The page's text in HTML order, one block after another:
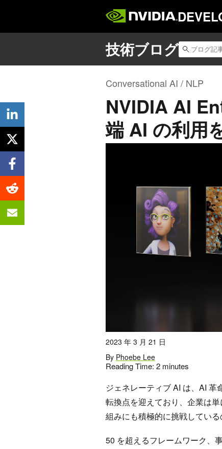
Conversational AI / NLP
NVIDIA AI
端 AI の利用
2023 年 3 月 21 日
By Phoebe Lee
Reading Time: 2 minutes
ジェネレーティブ AI は、AI
転換点を迎えており、企業は
組みにも積極的に挑戦している
50 を超えるフレームワーク、